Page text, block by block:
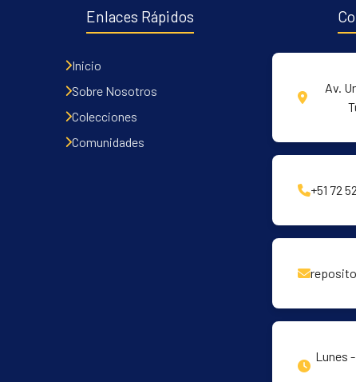
Enlaces Rápidos
Inicio
Sobre Nosotros
Colecciones
Comunidades
Av.
+51 72
Lunes